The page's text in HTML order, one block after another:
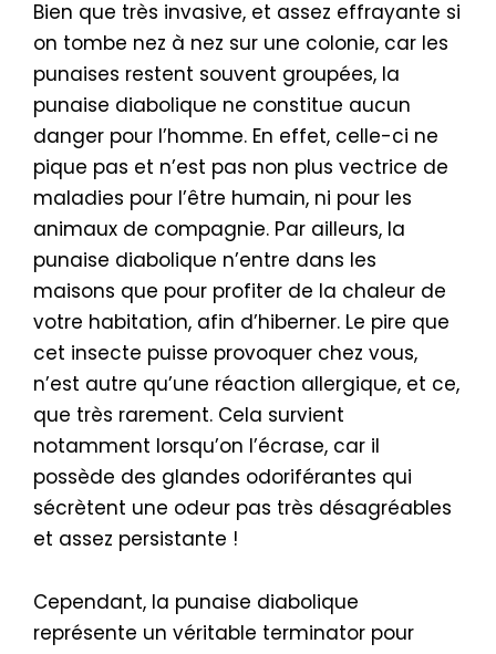
Bien que très invasive, et assez effrayante si
on tombe nez à nez sur une colonie, car les
punaises restent souvent groupées, la
punaise diabolique ne constitue aucun
danger pour l’homme. En effet, celle-ci ne
pique pas et n’est pas non plus vectrice de
maladies pour l’être humain, ni pour les
animaux de compagnie. Par ailleurs, la
punaise diabolique n’entre dans les
maisons que pour profiter de la chaleur de
votre habitation, afin d’hiberner. Le pire que
cet insecte puisse provoquer chez vous,
n’est autre qu’une réaction allergique, et ce,
que très rarement. Cela survient
notamment lorsqu’on l’écrase, car il
possède des glandes odoriférantes qui
sécrètent une odeur pas très désagréables
et assez persistante !
Cependant, la punaise diabolique
représente un véritable terminator pour